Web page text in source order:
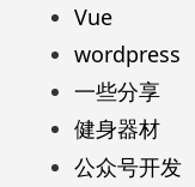
Vue
wordpress
一些分享
健身器材
公众号开发